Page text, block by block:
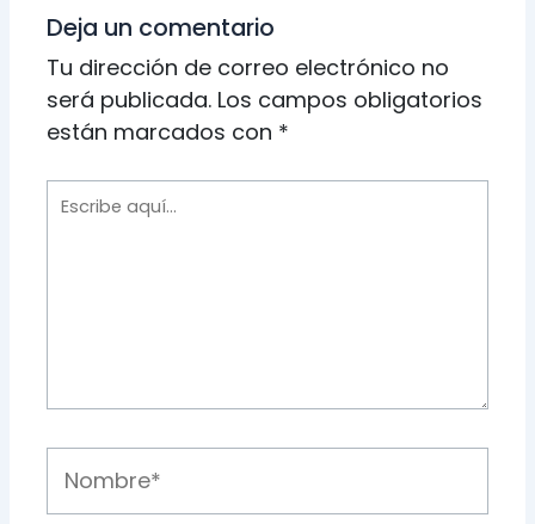
Deja un comentario
Tu dirección de correo electrónico no
será publicada. Los campos obligatorios
están marcados con *
aquí...